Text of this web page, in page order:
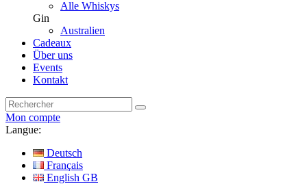
Alle Whiskys
Gin
Australien
Cadeaux
Über uns
Events
Kontakt
Mon compte
Langue:
Deutsch
Français
English GB